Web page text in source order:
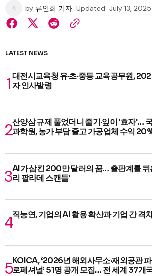
by 류인희 기자 Updated July 13, 2025
LATEST NEWS
대전시교육청 유·초·중등 교육공무원,
자 인사발령
산양삼 규제 풀었더니 줄기·잎이 '효자'…
과학원, 농가 부담 줄고 가공업체 수익
AI가 삼킨 200만 달러의 꿈… 출판계를 뒤
리 팔라데 스캔들'
직능연, 기업의 AI 활용 확산과 기업 간 격
KOICA, ‘2026년 해외사무소·재외공관
로페셔널’ 51명 공개 모집… 전 세계 37개